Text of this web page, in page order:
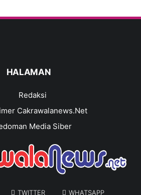
HALAMAN
Redaksi
Cakrawalanews.Net
Media Siber
TWITTER WHATSAPP